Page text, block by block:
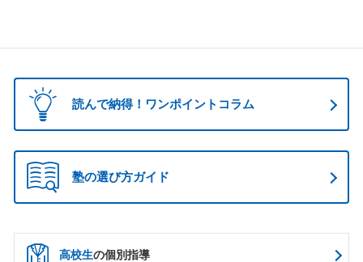
読んで納得！ワンポイントコラム
塾の選び方ガイド
高校生の個別指導